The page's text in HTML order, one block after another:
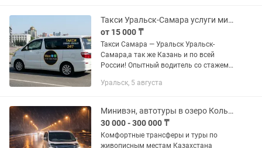
(Smart Key) ...
Такси Уральск-Самара услуги минивэна
от 15 000 ₸
Такси Самара — Уральск Уральск-
Самара,а так же Казань и по всей
России! Опытный водитель со стажем
поездки по России и Казахстану. Toyota
Уральск, 5 августа
Минивэн, автотуры в озеро Кольсай, Чарынский каньон. Чимбулак, Медео. Алмар
30 000 - 300 000 ₸
Комфортные трансферы и туры по
живописным местам Казахстана